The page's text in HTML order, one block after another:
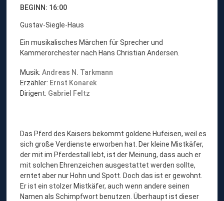
BEGINN: 16:00
Gustav-Siegle-Haus
Ein musikalisches Märchen für Sprecher und
Kammerorchester nach Hans Christian Andersen.
Musik:Andreas N. Tarkmann
Erzähler: Ernst Konarek
Dirigent: Gabriel Feltz
Das Pferd des Kaisers bekommt goldene Hufeisen, weil es
sich große Verdienste erworben hat. Der kleine Mistkäfer,
der mit im Pferdestall lebt, ist der Meinung, dass auch er
mit solchen Ehrenzeichen ausgestattet werden sollte,
erntet aber nur Hohn und Spott. Doch das ist er gewohnt.
Er ist ein stolzer Mistkäfer, auch wenn andere seinen
Namen als Schimpfwort benutzen. Überhaupt ist dieser